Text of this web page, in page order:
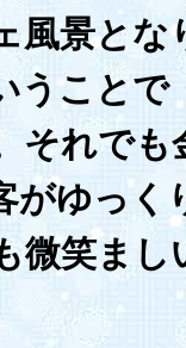
風景とな
うことで
それでも
がゆっく
微笑まし